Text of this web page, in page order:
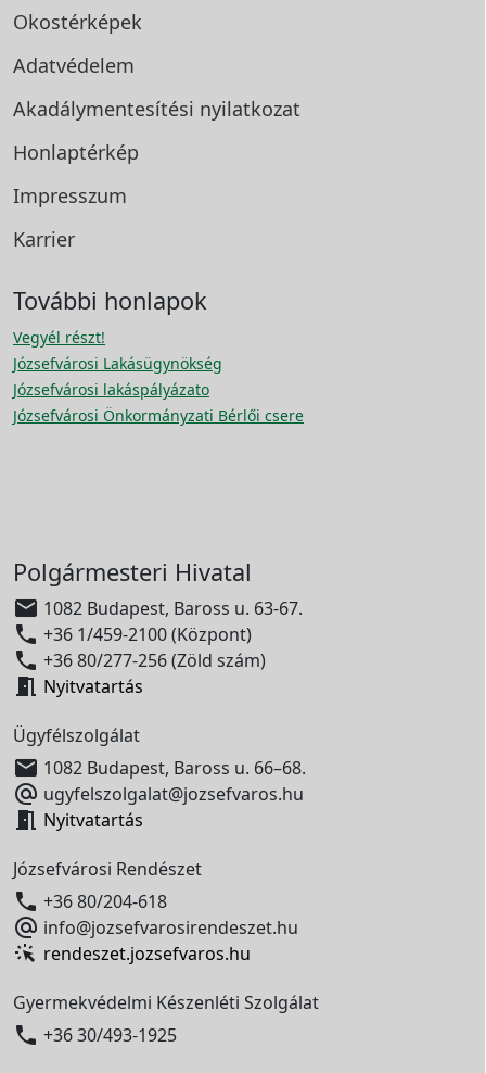
Okostérképek
Adatvédelem
Akadálymentesítési nyilatkozat
Honlaptérkép
Impresszum
Karrier
További honlapok
Vegyél részt!
Józsefvárosi Lakásügynökség
Józsefvárosi lakáspályázato
Józsefvárosi Önkormányzati Bérlői csere
Polgármesteri Hivatal
 1082 Budapest, Baross u. 63-67.
 +36 1/459-2100 (Központ)
 +36 80/277-256 (Zöld szám)
 Nyitvatartás
Ügyfélszolgálat
 1082 Budapest, Baross u. 66–68.
 ugyfelszolgalat@jozsefvaros.hu
 Nyitvatartás
Józsefvárosi Rendészet
 +36 80/204-618
 info@jozsefvarosirendeszet.hu
rendeszet.jozsefvaros.hu
Gyermekvédelmi Készenléti Szolgálat
 +36 30/493-1925